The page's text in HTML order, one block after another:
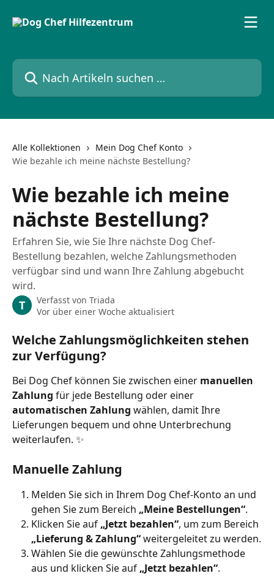
Nach Artikeln suchen …
Alle Kollektionen
Mein Dog Chef Konto
Wie bezahle ich meine nächste Bestellung?
Wie bezahle ich meine
nächste Bestellung?
Erfahren Sie, wie Sie Ihre nächste Dog Chef-
Bestellung bezahlen, welche Zahlungsmethoden
verfügbar sind und wann Ihre Zahlung abgebucht
wird.
T Verfasst von Triada
Vor über einer Woche aktualisiert
Welche Zahlungsmöglichkeiten stehen
zur Verfügung?
Bei Dog Chef können Sie zwischen einer manuellen
Zahlung für jede Bestellung oder einer
automatischen Zahlung wählen, damit Ihre
Lieferungen bequem und ohne Unterbrechung
weiterlaufen. ✨
Manuelle Zahlung
Melden Sie sich in Ihrem Dog Chef-Konto an und
gehen Sie zum Bereich „Meine Bestellungen“.
Klicken Sie auf „Jetzt bezahlen“, um zum Bereich
„Lieferung & Zahlung“ weitergeleitet zu werden.
Wählen Sie die gewünschte Zahlungsmethode
aus und klicken Sie auf „Jetzt bezahlen“.